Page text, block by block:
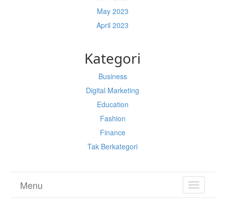
May 2023
April 2023
Kategori
Business
Digital Marketing
Education
Fashion
Finance
Tak Berkategori
TOGGLE
Menu